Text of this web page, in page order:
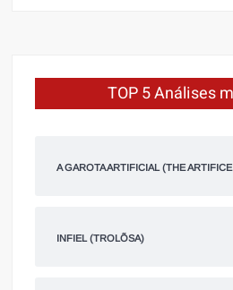
TOP 5 Análises
A GAROTA ARTIFICIAL (THE
INFIEL (TROLÕSA)